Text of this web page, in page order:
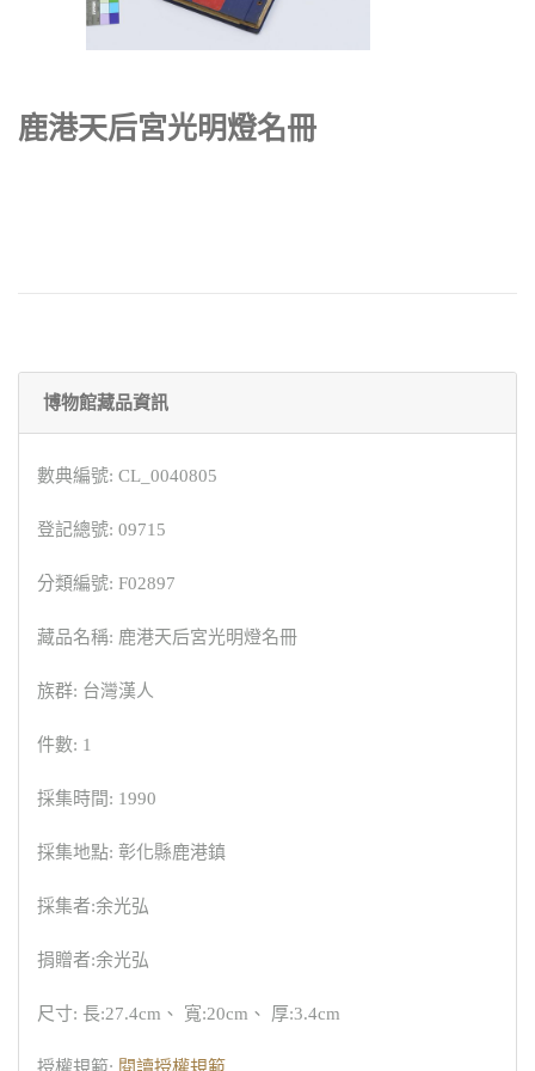
鹿港天后宮光明燈名冊
博物館藏品資訊
數典編號: CL_0040805
登記總號: 09715
分類編號: F02897
藏品名稱: 鹿港天后宮光明燈名冊
族群: 台灣漢人
件數: 1
採集時間: 1990
採集地點: 彰化縣鹿港鎮
採集者:余光弘
捐贈者:余光弘
尺寸: 長:27.4cm、 寬:20cm、 厚:3.4cm